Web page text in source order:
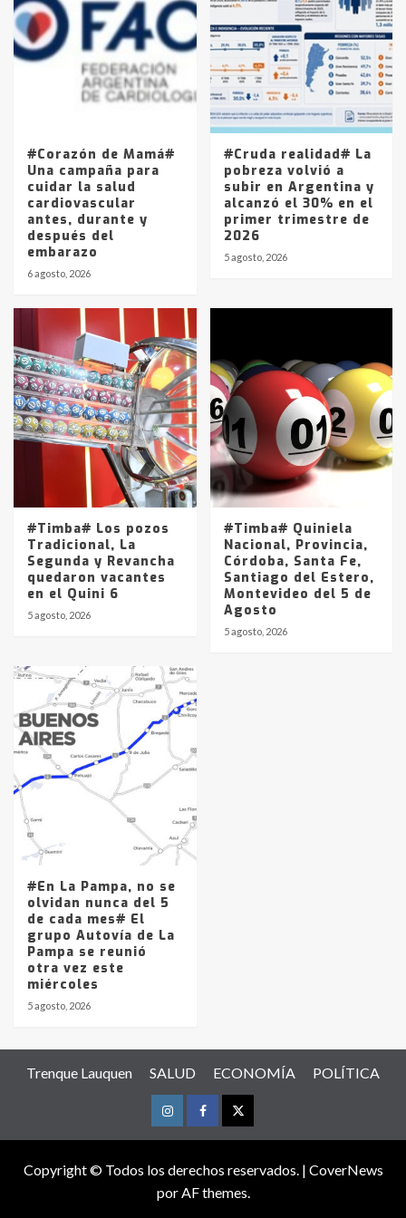
4
joven de Trenque Lauquen
Los precios de los combustibles en
La Pampa, desde YPF hasta Axion
entre 857 a 1338 pesos
#Corazón de Mamá#
Una campaña para
cuidar la salud
cardiovascular
antes, durante y
después del
embarazo
6 agosto, 2026
#Cruda realidad# La
pobreza volvió a
subir en Argentina y
alcanzó el 30% en el
primer trimestre de
2026
5 agosto, 2026
#Timba# Los pozos
Tradicional, La
Segunda y Revancha
quedaron vacantes
en el Quini 6
5 agosto, 2026
#Timba# Quiniela
Nacional, Provincia,
Córdoba, Santa Fe,
Santiago del Estero,
Montevideo del 5 de
Agosto
5 agosto, 2026
#En La Pampa, no se
olvidan nunca del 5
de cada mes# El
grupo Autovía de La
Pampa se reunió
otra vez este
miércoles
5 agosto, 2026
Trenque Lauquen SALUD ECONOMÍA POLÍTICA
InstagramFacebookTwitter
Copyright © Todos los derechos reservados. | CoverNews
por AF themes.